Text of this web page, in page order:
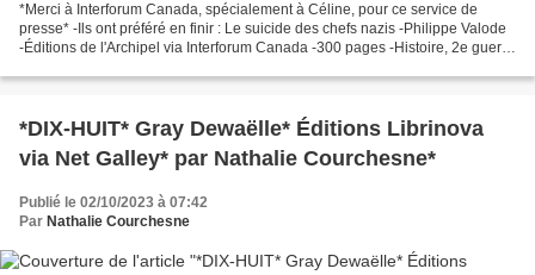
*Merci à Interforum Canada, spécialement à Céline, pour ce service de
presse* -Ils ont préféré en finir : Le suicide des chefs nazis -Philippe Valode
-Éditions de l'Archipel via Interforum Canada -300 pages -Histoire, 2e guerre
*DIX-HUIT* Gray Dewaëlle* Éditions Librinova
via Net Galley* par Nathalie Courchesne*
Publié le 02/10/2023 à 07:42
Par Nathalie Courchesne